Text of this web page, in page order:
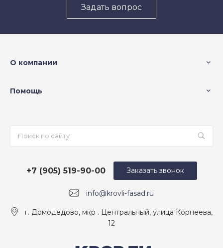
Задать вопрос
О компании
Помощь
info@krovli-fasad.ru
+7 (905) 519-90-00
г. Домодедово, мкр . Центральный, улица Корнеева,
12
Заказать звонок